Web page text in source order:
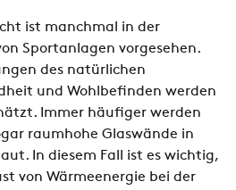
ist manchmal in der
Sportanlagen vorgesehen.
des natürlichen
und Wohlbefinden werden
Immer häufiger werden
raumhohe Glaswände in
In diesem Fall ist es wichtig,
von Wärmeenergie bei der